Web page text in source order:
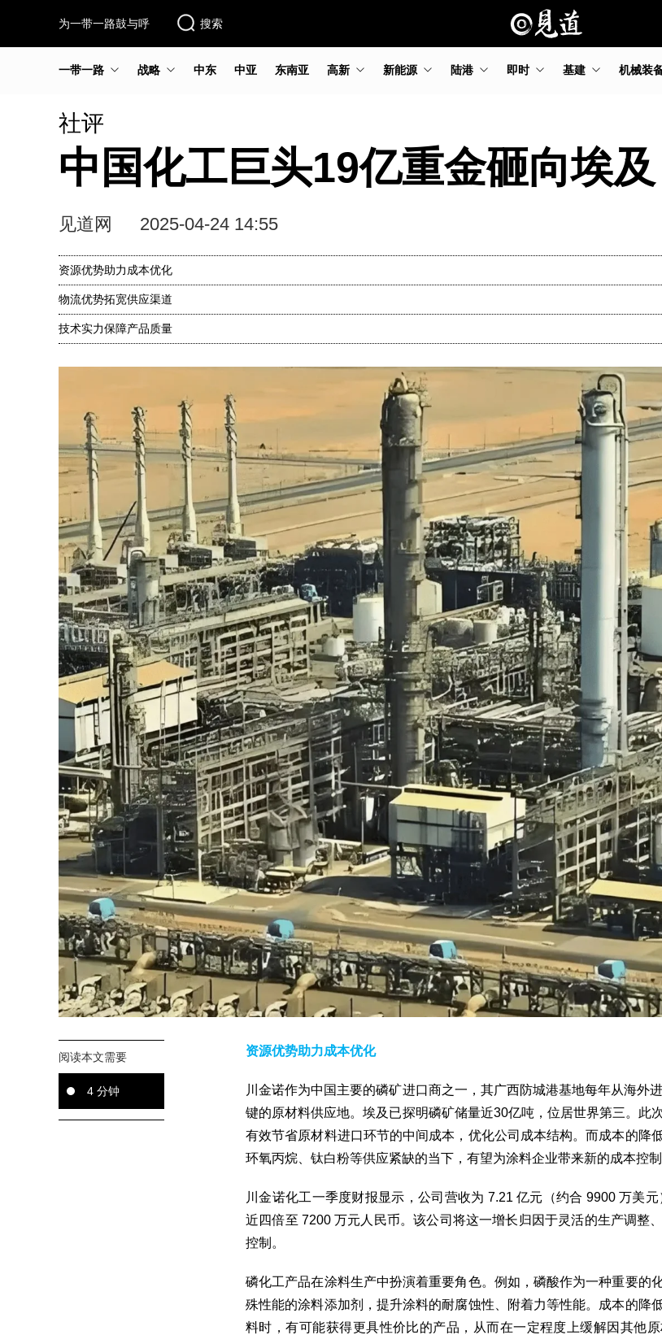
为一带一路鼓与呼 搜索
一带一路 战略 中东 中亚 东南亚 高新 新能源 陆港 即时 基建 机械装
社评
中国化工巨头19亿重金砸向埃及
见道网 2025-04-24 14:55
资源优势助力成本优化
物流优势拓宽供应渠道
技术实力保障产品质量
阅读本文需要
4 分钟
资源优势助力成本优化
川金诺作为中国主要的磷矿进口商之一，其广西防城港基地每年从海外
键的原材料供应地。埃及已探明磷矿储量近30亿吨，位居世界第三。此
有效节省原材料进口环节的中间成本，优化公司成本结构。而成本的降
环氧丙烷、钛白粉等供应紧缺的当下，有望为涂料企业带来新的成本控制
川金诺化工一季度财报显示，公司营收为 7.21 亿元（约合 9900 万美
近四倍至 7200 万元人民币。该公司将这一增长归因于灵活的生产调整
控制。
磷化工产品在涂料生产中扮演着重要角色。例如，磷酸作为一种重要的
殊性能的涂料添加剂，提升涂料的耐腐蚀性、附着力等性能。成本的降
料时，有可能获得更具性价比的产品，从而在一定程度上缓解因其他